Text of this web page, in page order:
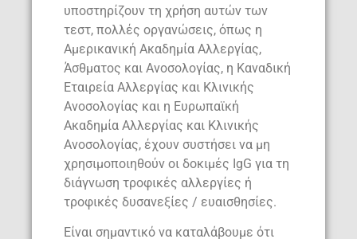
υποστηρίζουν τη χρήση αυτών των
τεστ, πολλές οργανώσεις, όπως η
Αμερικανική Ακαδημία Αλλεργίας,
Άσθματος και Ανοσολογίας, η Καναδική
Εταιρεία Αλλεργίας και Κλινικής
Ανοσολογίας και η Ευρωπαϊκή
Ακαδημία Αλλεργίας και Κλινικής
Ανοσολογίας, έχουν συστήσει να μη
χρησιμοποιηθούν οι δοκιμές IgG για τη
διάγνωση τροφικές αλλεργίες ή
τροφικές δυσανεξίες / ευαισθησίες.
Είναι σημαντικό να καταλάβουμε ότι